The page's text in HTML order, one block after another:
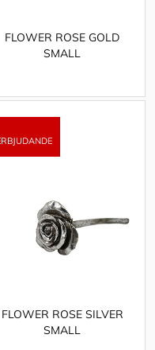
FLOWER ROSE GOLD
SMALL
FLOWER ROSE SILVER
SMALL